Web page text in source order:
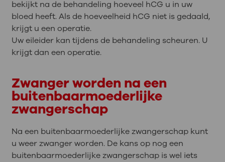
bekijkt na de behandeling hoeveel hCG u in uw
bloed heeft. Als de hoeveelheid hCG niet is gedaald,
krijgt u een operatie.
Uw eileider kan tijdens de behandeling scheuren. U
krijgt dan een operatie.
Zwanger worden na een
buitenbaarmoederlijke
zwangerschap
Na een buitenbaarmoederlijke zwangerschap kunt
u weer zwanger worden. De kans op nog een
buitenbaarmoederlijke zwangerschap is wel iets